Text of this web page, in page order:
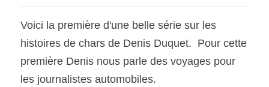
Assurance
Rechercher
Voici la première d'une belle série sur les
histoires de chars de Denis Duquet.  Pour cette
première Denis nous parle des voyages pour
les journalistes automobiles.